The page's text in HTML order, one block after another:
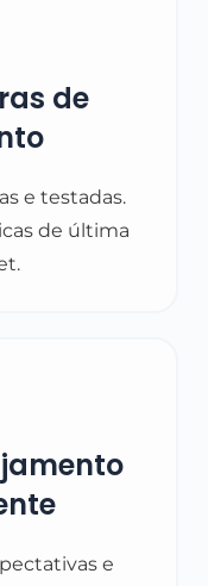
de
e testadas.
de última
e